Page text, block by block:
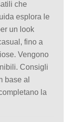
che
esplora le
un look
fino a
Vengono
Consigli
base al
la